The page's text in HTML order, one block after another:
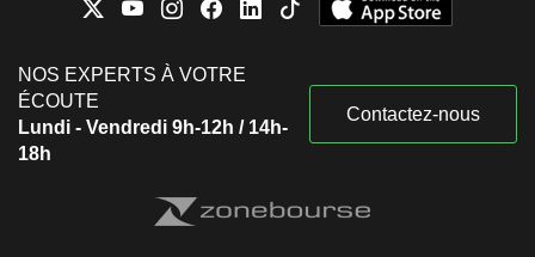
NOS EXPERTS À VOTRE
ÉCOUTE
Lundi - Vendredi 9h-12h / 14h-
18h
Contactez-nous